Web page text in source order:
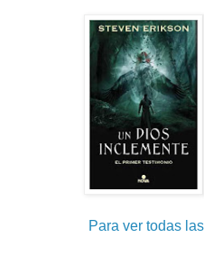
Para ver todas